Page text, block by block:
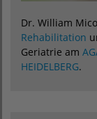
Dr. William
Rehabilitation
Geriatrie am
HEIDELBERG.